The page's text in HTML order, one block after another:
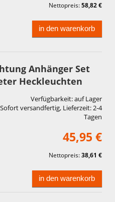
Nettopreis:58,82 €
in den warenkorb
Anhänger Set
Heckleuchten
Verfügbarkeit:auf Lager
Sofort versandfertig, Lieferzeit:2-4
Tagen
45,95 €
Nettopreis:38,61 €
in den warenkorb